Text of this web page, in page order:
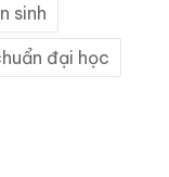
sinh
đại học